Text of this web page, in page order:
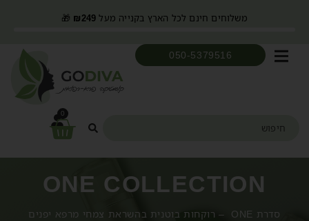
משלוחים חינם לכל הארץ בקנייה מעל ₪249
🎁
050-5379516
0
ONE COLLECTION
סדרת ONE – רוקחות בוטנית בהשראת צמחי מרפא יפנים